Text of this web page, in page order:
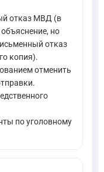
отказ МВД (в
но
отказ
копия).
отменить
по уголовному